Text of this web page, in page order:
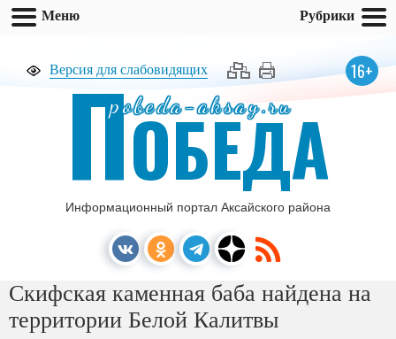
Версия для слабовидящих 16+
pobeda-aksay.ru
ПОБЕДА
Информационный портал Аксайского района
Скифская каменная баба найдена на
территории Белой Калитвы
Меню Рубрики